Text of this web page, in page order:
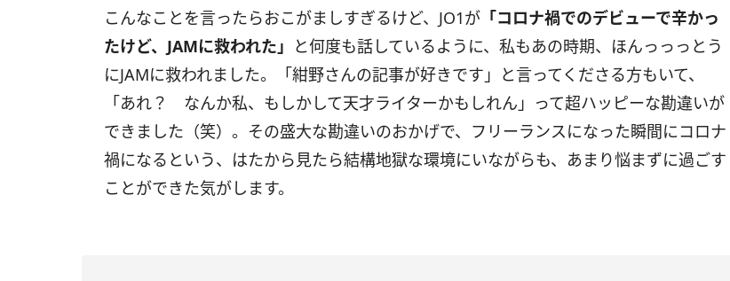
こんなことを言ったらおこがましすぎるけど、JO1が 「コロナ禍でのデビューで辛かっ
たけど、JAMに救われた」 と何度も話しているように、私もあの時期、ほんっっっとう
にJAMに救われました。「紺野さんの記事が好きです」と言ってくださる方もいて、
「あれ？ なんか私、もしかして天才ライターかもしれん」って超ハッピーな勘違いが
できました（笑）。その盛大な勘違いのおかげで、フリーランスになった瞬間にコロナ
禍になるという、はたから見たら結構地獄な環境にいながらも、あまり悩まずに過ごす
ことができた気がします。